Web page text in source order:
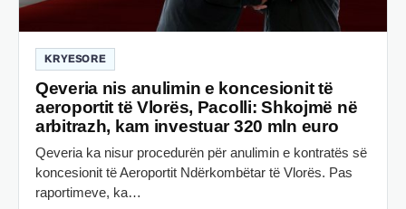
KRYESORE
Qeveria nis anulimin e koncesionit të
aeroportit të Vlorës, Pacolli: Shkojmë në
arbitrazh, kam investuar 320 mln euro
Qeveria ka nisur procedurën për anulimin e kontratës së
koncesionit të Aeroportit Ndërkombëtar të Vlorës. Pas
raportimeve, ka…